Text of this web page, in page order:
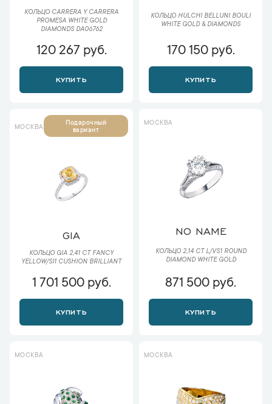
КОЛЬЦО CARRERA Y CARRERA
PROMESA WHITE GOLD
DIAMONDS DA06762
120 267 руб.
КУПИТЬ
КОЛЬЦО HULCHI BELLUNI BOULI
WHITE GOLD & DIAMONDS
170 150 руб.
КУПИТЬ
МОСКВА
Подарочный
вариант
GIA
КОЛЬЦО GIA 2,41 CT FANCY
YELLOW/SI1 CUSHION BRILLIANT
1 701 500 руб.
КУПИТЬ
МОСКВА
NO NAME
КОЛЬЦО 2,14 CT L/VS1 ROUND
DIAMOND WHITE GOLD
871 500 руб.
КУПИТЬ
МОСКВА МОСКВА